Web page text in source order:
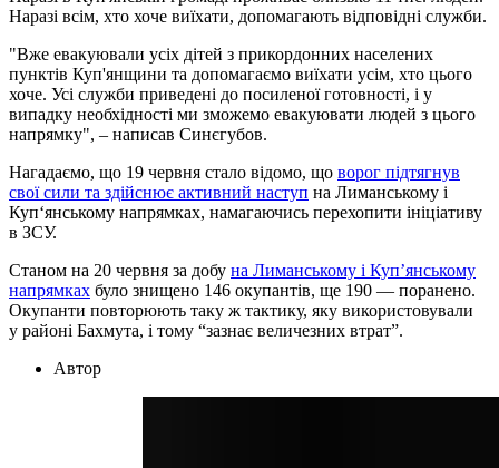
Наразі всім, хто хоче виїхати, допомагають відповідні служби.
"Вже евакуювали усіх дітей з прикордонних населених
пунктів Куп'янщини та допомагаємо виїхати усім, хто цього
хоче. Усі служби приведені до посиленої готовності, і у
випадку необхідності ми зможемо евакуювати людей з цього
напрямку", – написав Синєгубов.
Нагадаємо, що 19 червня стало відомо, що ворог підтягнув
свої сили та здійснює активний наступ на Лиманському і
Куп‘янському напрямках, намагаючись перехопити ініціативу
в ЗСУ.
Станом на 20 червня за добу на Лиманському і Куп’янському
напрямках було знищено 146 окупантів, ще 190 — поранено.
Окупанти повторюють таку ж тактику, яку використовували
у районі Бахмута, і тому “зазнає величезних втрат”.
Автор